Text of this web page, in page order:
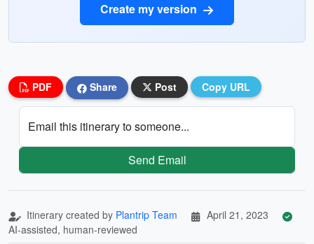
Create my version
PDF Share Post Copy URL
Email this itinerary to someone...
Send Email
Itinerary created by Plantrip Team
April 21, 2023
AI-assisted, human-reviewed